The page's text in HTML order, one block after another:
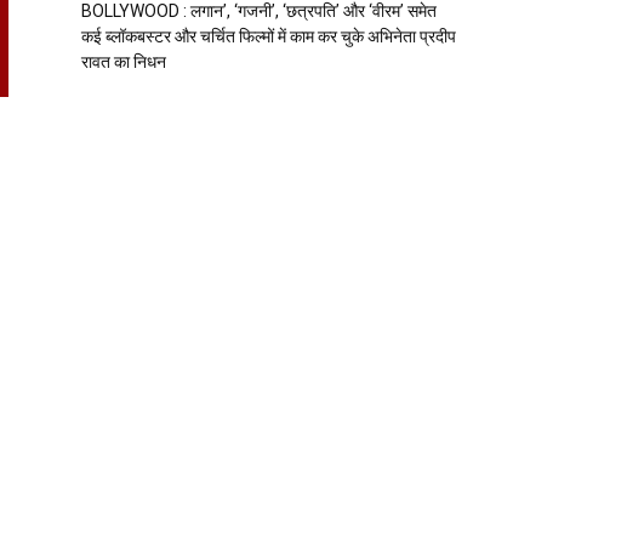
BOLLYWOOD : लगान’, ‘गजनी’, ‘छत्रपति’ और ‘वीरम’ समेत
कई ब्लॉकबस्टर और चर्चित फिल्मों में काम कर चुके अभिनेता प्रदीप
रावत का निधन